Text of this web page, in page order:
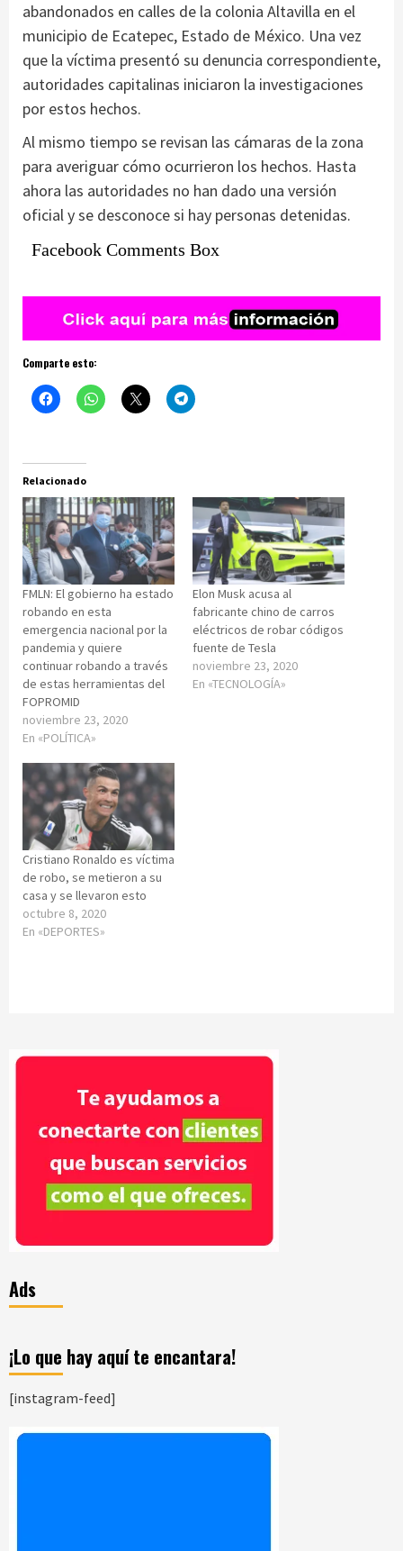
abandonados en calles de la colonia Altavilla en el
municipio de Ecatepec, Estado de México. Una vez
que la víctima presentó su denuncia correspondiente,
autoridades capitalinas iniciaron la investigaciones
por estos hechos.
Al mismo tiempo se revisan las cámaras de la zona
para averiguar cómo ocurrieron los hechos. Hasta
ahora las autoridades no han dado una versión
oficial y se desconoce si hay personas detenidas.
Facebook Comments Box
Comparte esto:
Relacionado
FMLN: El gobierno ha estado
robando en esta
emergencia nacional por la
pandemia y quiere
continuar robando a través
de estas herramientas del
FOPROMID
noviembre 23, 2020
En «POLÍTICA»
Elon Musk acusa al
fabricante chino de carros
eléctricos de robar códigos
fuente de Tesla
noviembre 23, 2020
En «TECNOLOGÍA»
Cristiano Ronaldo es víctima
de robo, se metieron a su
casa y se llevaron esto
octubre 8, 2020
En «DEPORTES»
Ads
¡Lo que hay aquí te encantara!
[instagram-feed]